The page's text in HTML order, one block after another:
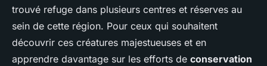
trouvé refuge dans plusieurs centres et réserves au
sein de cette région. Pour ceux qui souhaitent
découvrir ces créatures majestueuses et en
apprendre davantage sur les efforts de conservation